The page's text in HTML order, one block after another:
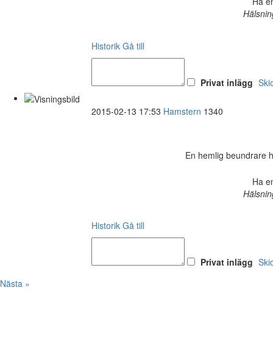
Historik Gå till
Privat inlägg
2015-02-13 17:53 Hamstern 1340
En hemlig beundrare
Ha
Historik Gå till
Privat inlägg
Nästa »